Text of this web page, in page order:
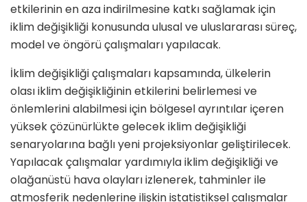
etkilerinin en aza indirilmesine katkı sağlamak için
iklim değişikliği konusunda ulusal ve uluslararası süreç,
model ve öngörü çalışmaları yapılacak.
İklim değişikliği çalışmaları kapsamında, ülkelerin
olası iklim değişikliğinin etkilerini belirlemesi ve
önlemlerini alabilmesi için bölgesel ayrıntılar içeren
yüksek çözünürlükte gelecek iklim değişikliği
senaryolarına bağlı yeni projeksiyonlar geliştirilecek.
Yapılacak çalışmalar yardımıyla iklim değişikliği ve
olağanüstü hava olayları izlenerek, tahminler ile
atmosferik nedenlerine ilişkin istatistiksel çalışmalar